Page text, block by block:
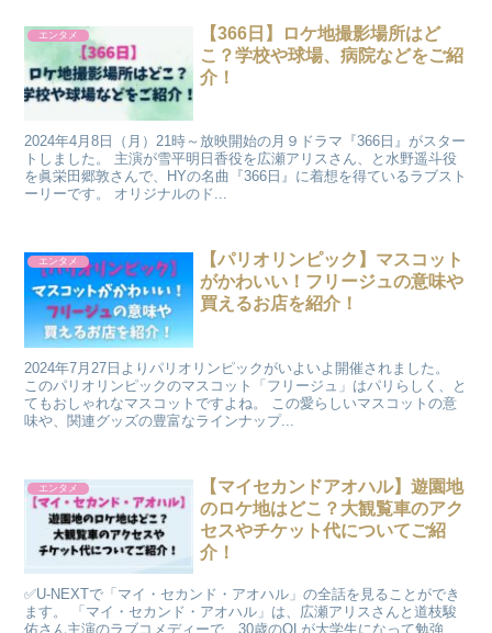
エンタメ
【366日】ロケ地撮影場所はど
こ？学校や球場、病院などをご紹
介！
2024年4月8日（月）21時～放映開始の月９ドラマ『366日』がスター
トしました。 主演が雪平明日香役を広瀬アリスさん、と水野遥斗役
を眞栄田郷敦さんで、HYの名曲『366日』に着想を得ているラブスト
ーリーです。 オリジナルのド...
エンタメ
【パリオリンピック】マスコット
がかわいい！フリージュの意味や
買えるお店を紹介！
2024年7月27日よりパリオリンピックがいよいよ開催されました。
このパリオリンピックのマスコット「フリージュ」はパリらしく、と
てもおしゃれなマスコットですよね。 この愛らしいマスコットの意
味や、関連グッズの豊富なラインナップ...
エンタメ
【マイセカンドアオハル】遊園地
のロケ地はどこ？大観覧車のアク
セスやチケット代についてご紹
介！
✅U-NEXTで「マイ・セカンド・アオハル」の全話を見ることができ
ます。 「マイ・セカンド・アオハル」は、広瀬アリスさんと道枝駿
佑さん主演のラブコメディーで、30歳のOLが大学生になって勉強